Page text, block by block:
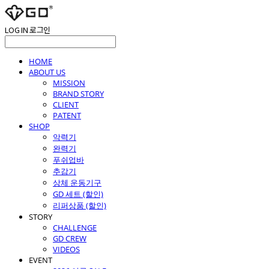
LOG IN로그인
HOME
ABOUT US
MISSION
BRAND STORY
CLIENT
PATENT
SHOP
악력기
완력기
푸쉬업바
추감기
상체 운동기구
GD 세트 (할인)
리퍼상품 (할인)
STORY
CHALLENGE
GD CREW
VIDEOS
EVENT